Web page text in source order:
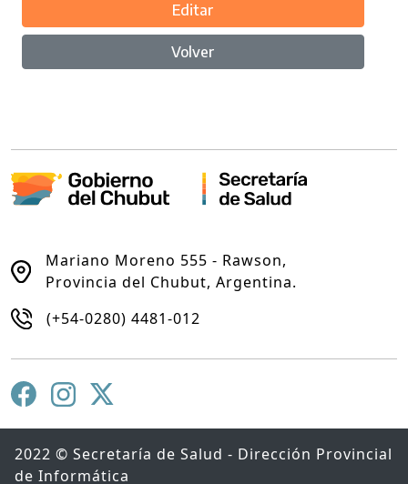
Editar
Volver
Mariano Moreno 555 - Rawson,
Provincia del Chubut, Argentina.
(+54-0280) 4481-012
2022 © Secretaría de Salud - Dirección Provincial
de Informática